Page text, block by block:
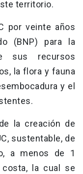
territorio.
por veinte años
(BNP) para la
sus recursos
la flora y fauna
y el
la creación de
sustentable, de
a menos de 1
la cual se